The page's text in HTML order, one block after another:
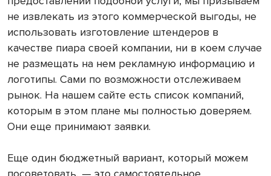
не извлекать из этого коммерческой выгоды, не
использовать изготовление штендеров в
качестве пиара своей компании, ни в коем случае
не размещать на нем рекламную информацию и
логотипы. Сами по возможности отслеживаем
рынок. На нашем сайте есть список компаний,
которым в этом плане мы полностью доверяем.
Они еще принимают заявки.
Еще один бюджетный вариант, который можем